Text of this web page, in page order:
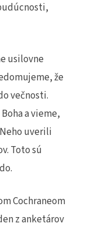
usilovne
že
večnosti.
a vieme,
uverili
Toto sú
Cochraneom
z anketárov